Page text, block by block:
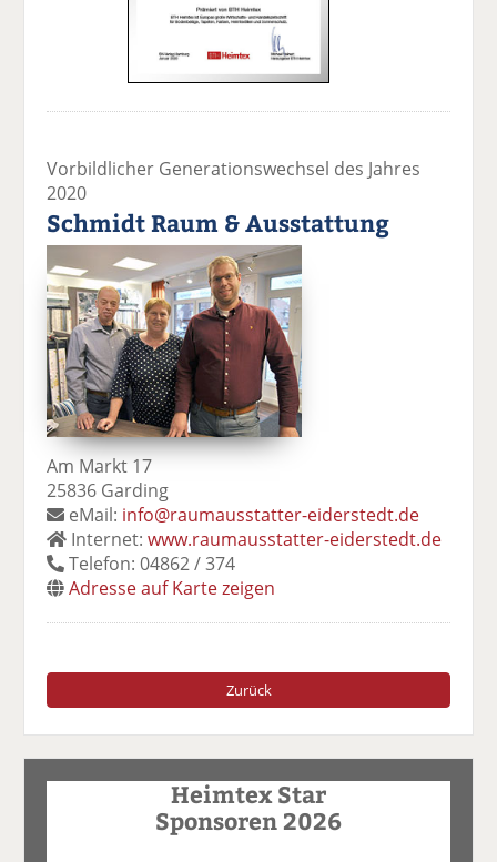
Vorbildlicher Generationswechsel des Jahres
2020
Schmidt Raum & Ausstattung
Am Markt 17
25836 Garding
eMail: info@raumausstatter-eiderstedt.de
Internet:www.raumausstatter-eiderstedt.de
Telefon: 04862 / 374
Adresse auf Karte zeigen
Zurück